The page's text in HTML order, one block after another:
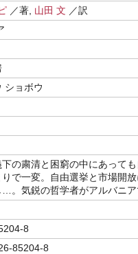
／著, 山田 文 ／訳
ショボウ
の粛清と困窮の中にあって
で一変。自由選挙と市場開
…。気鋭の哲学者がアルバニ
8
85204-8